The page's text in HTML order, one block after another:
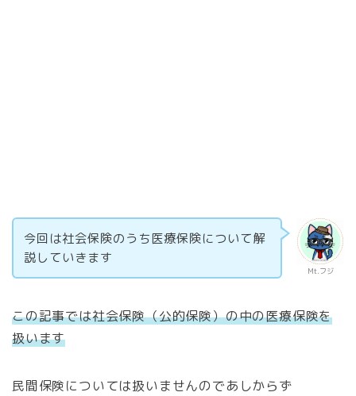
Mt.フジ
今回は社会保険のうち医療保険について解
説していきます
この記事では社会保険（公的保険）の中の医療保険を
扱います
民間保険については扱いませんのであしからず